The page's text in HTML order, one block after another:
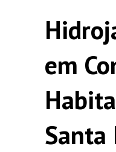
em
Santa